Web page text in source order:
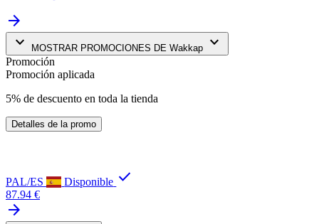
arrow_forward
keyboard_arrow_down
MOSTRAR PROMOCIONES DE Wakkap keyboard_arrow_down
Promoción
Promoción aplicada
5% de descuento en toda la tienda
Detalles de la promo
PAL/ES Disponible check
87.94 €
arrow_forward